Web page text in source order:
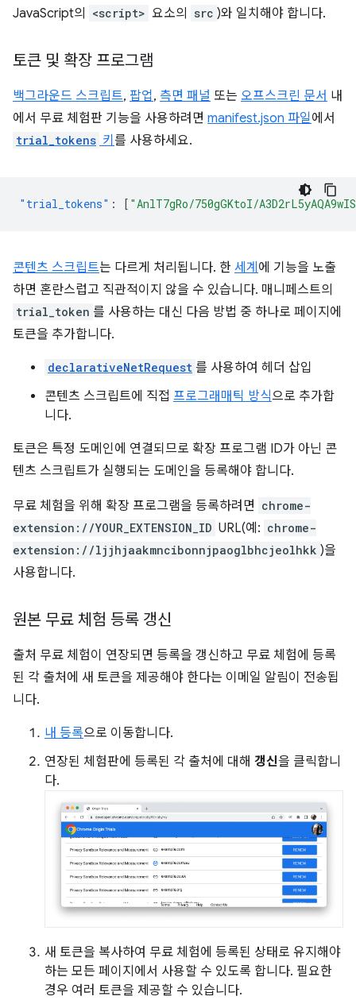
JavaScript의
<script> 요소의 src )와 일치해야 합니다.
토큰 및 확장 프로그램
백그라운드 스크립트, 팝업, 측면 패널 또는 오프스크린 문서 내
에서 무료 체험판 기능을 사용하려면 manifest.json 파일에서
trial_tokens 키 를 사용하세요.
"trial_tokens" : [ "AnlT7gRo/750gGKtoI/
콘텐츠 스크립트는 다르게 처리됩니다. 한 세계 에 기능을 노출
하면 혼란스럽고 직관적이지 않을 수 있습니다. 매니페스트의
trial_token 를 사용하는 대신 다음 방법 중 하나로 페이지에
토큰을 추가합니다.
declarativeNetRequest 를 사용하여 헤더 삽입
콘텐츠 스크립트에 직접 프로그래매틱 방식으로 추가합
니다.
토큰은 특정 도메인에 연결되므로 확장 프로그램 ID가 아닌 콘
텐츠 스크립트가 실행되는 도메인을 등록해야 합니다.
무료 체험을 위해 확장 프로그램을 등록하려면 chrome-
extension://YOUR_EXTENSION_ID URL(예: chrome-
extension://ljjhjaakmncibonnjpaoglbhcjeolhkk )을
사용합니다.
원본 무료 체험 등록 갱신
출처 무료 체험이 연장되면 등록을 갱신하고 무료 체험에 등록
된 각 출처에 새 토큰을 제공해야 한다는 이메일 알림이 전송됩
니다.
내 등록으로 이동합니다.
연장된 체험판에 등록된 각 출처에 대해 갱신을 클릭합니
다.
새 토큰을 복사하여 무료 체험에 등록된 상태로 유지해야
하는 모든 페이지에서 사용할 수 있도록 합니다. 필요한
경우 여러 토큰을 제공할 수 있습니다.